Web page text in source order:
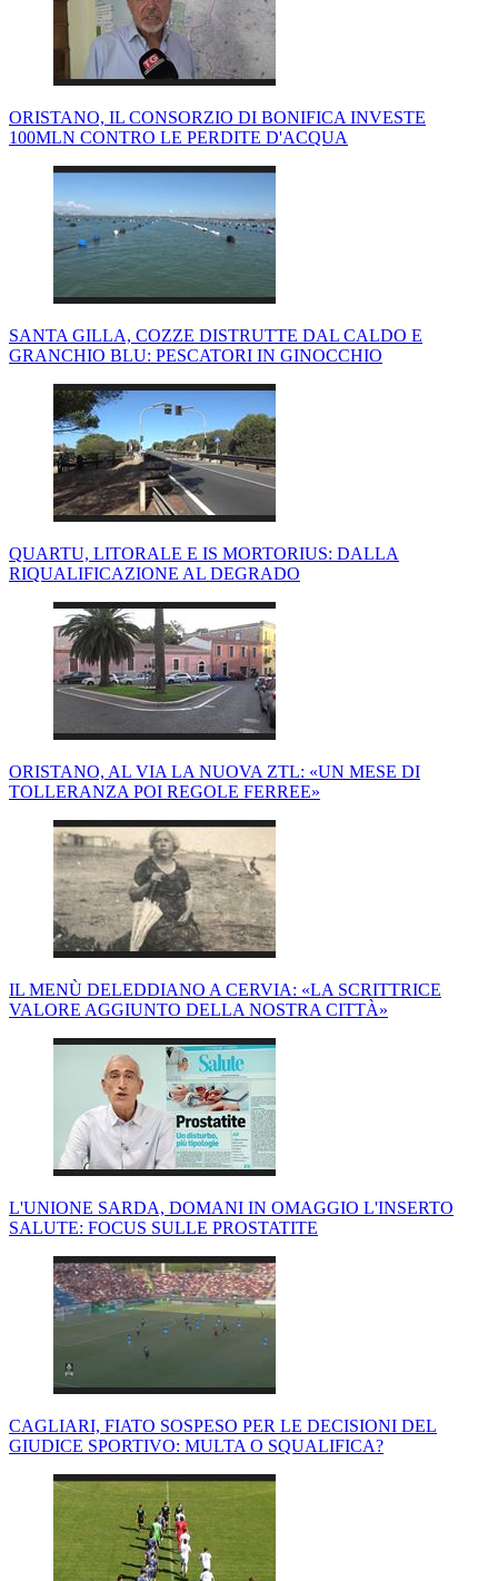
ORISTANO, IL CONSORZIO DI BONIFICA INVESTE
100MLN CONTRO LE PERDITE D'ACQUA
SANTA GILLA, COZZE DISTRUTTE DAL CALDO E
GRANCHIO BLU: PESCATORI IN GINOCCHIO
QUARTU, LITORALE E IS MORTORIUS: DALLA
RIQUALIFICAZIONE AL DEGRADO
ORISTANO, AL VIA LA NUOVA ZTL: «UN MESE DI
TOLLERANZA POI REGOLE FERREE»
IL MENÙ DELEDDIANO A CERVIA: «LA SCRITTRICE
VALORE AGGIUNTO DELLA NOSTRA CITTÀ»
L'UNIONE SARDA, DOMANI IN OMAGGIO L'INSERTO
SALUTE: FOCUS SULLE PROSTATITE
CAGLIARI, FIATO SOSPESO PER LE DECISIONI DEL
GIUDICE SPORTIVO: MULTA O SQUALIFICA?